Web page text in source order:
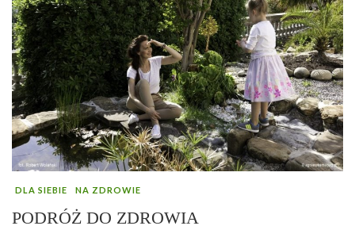
DLA SIEBIE NA ZDROWIE
PODRÓŻ DO ZDROWIA